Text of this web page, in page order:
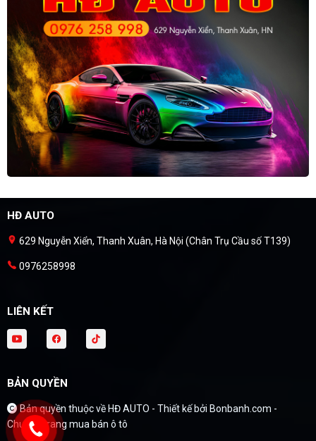
HĐ AUTO
629 Nguyễn Xiển, Thanh Xuân, Hà Nội (Chân Trụ Cầu số T139)
0976258998
LIÊN KẾT
BẢN QUYỀN
Bản quyền thuộc về HĐ AUTO - Thiết kế bởi Bonbanh.com -
Chuyên trang mua bán ô tô